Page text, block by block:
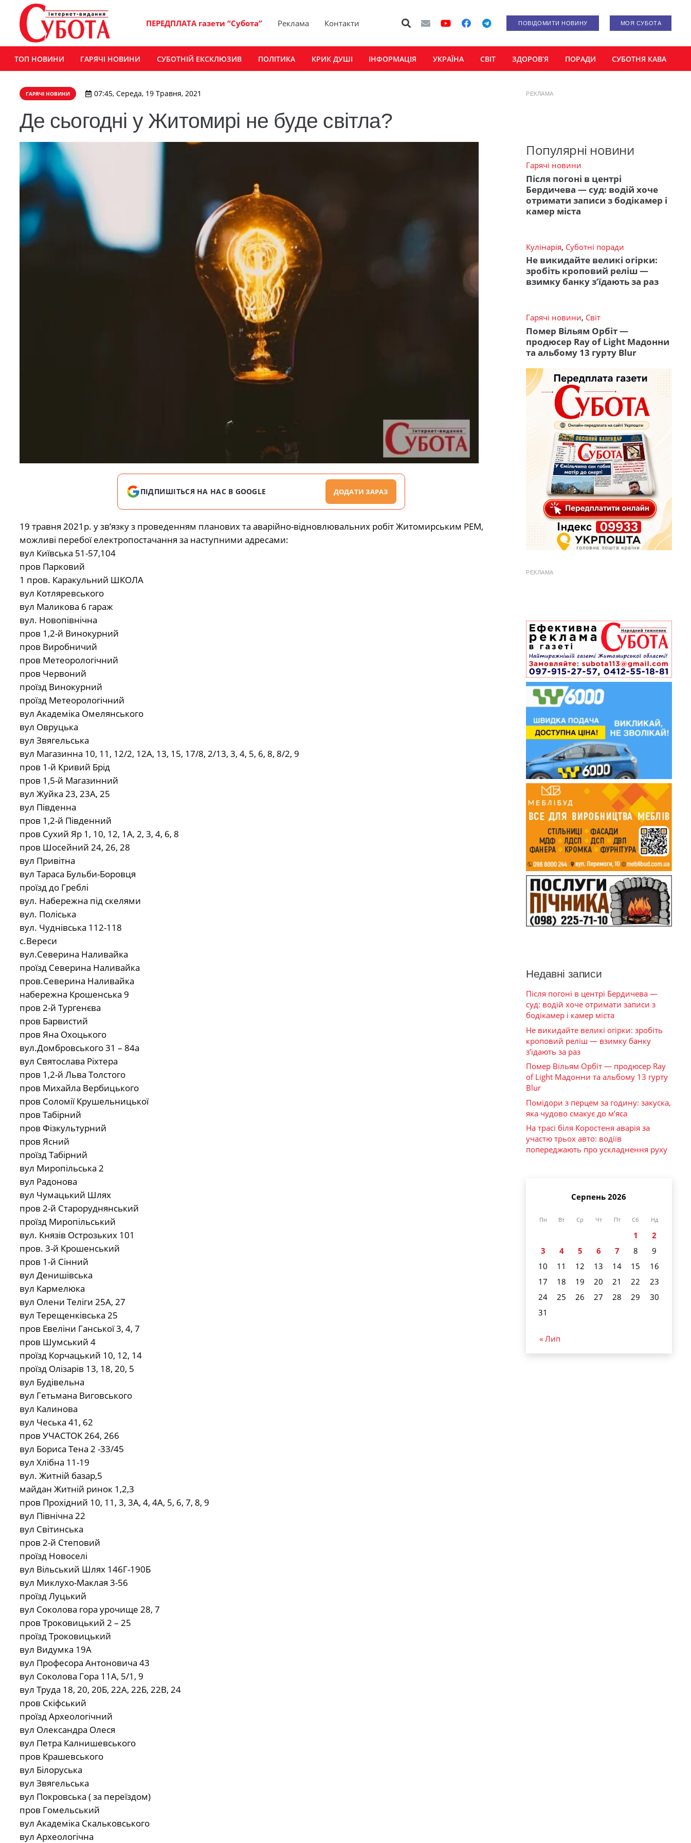
ПЕРЕДПЛАТА газети “Субота” Реклама Контакти ПОВІДОМИТИ НОВИНУ МОЯ СУБОТА
ТОП НОВИНИ ГАРЯЧІ НОВИНИ СУБОТНІЙ ЕКСКЛЮЗИВ ПОЛІТИКА КРИК ДУШІ ІНФОРМАЦІЯ УКРАЇНА СВІТ ЗДОРОВ’Я ПОРАДИ СУБОТНЯ КАВА
ГАРЯЧІ НОВИНИ 07:45, Середа, 19 Травня, 2021
Де сьогодні у Житомирі не буде світла?
ПІДПИШІТЬСЯ НА НАС В GOOGLE ДОДАТИ ЗАРАЗ
19 травня 2021р. у зв’язку з проведенням планових та аварійно-відновлювальних робіт Житомирським РЕМ,
можливі перебої електропостачання за наступними адресами:
вул Київська 51-57,104
пров Парковий
1 пров. Каракульний ШКОЛА
вул Котляревського
вул Маликова 6 гараж
вул. Новопівнічна
пров 1,2-й Винокурний
пров Виробничий
пров Метеорологічний
пров Червоний
проїзд Винокурний
проїзд Метеорологічний
вул Академіка Омелянського
вул Овруцька
вул Звягельська
вул Магазинна 10, 11, 12/2, 12А, 13, 15, 17/8, 2/13, 3, 4, 5, 6, 8, 8/2, 9
пров 1-й Кривий Брід
пров 1,5-й Магазинний
вул Жуйка 23, 23А, 25
вул Південна
пров 1,2-й Південний
пров Сухий Яр 1, 10, 12, 1А, 2, 3, 4, 6, 8
пров Шосейний 24, 26, 28
вул Привітна
вул Тараса Бульби-Боровця
проїзд до Греблі
вул. Набережна під скелями
вул. Поліська
вул. Чуднівська 112-118
с.Вереси
вул.Северина Наливайка
проїзд Северина Наливайка
пров.Северина Наливайка
набережна Крошенська 9
пров 2-й Тургенєва
пров Барвистий
пров Яна Охоцького
вул.Домбровського 31 – 84а
вул Святослава Ріхтера
пров 1,2-й Льва Толстого
пров Михайла Вербицького
пров Соломії Крушельницької
пров Табірний
пров Фізкультурний
пров Ясний
проїзд Табірний
вул Миропільська 2
вул Радонова
вул Чумацький Шлях
пров 2-й Староруднянський
проїзд Миропільський
вул. Князів Острозьких 101
пров. 3-й Крошенський
пров 1-й Сінний
вул Денишівська
вул Кармелюка
вул Олени Теліги 25А, 27
вул Терещенківська 25
пров Евеліни Ганської 3, 4, 7
пров Шумський 4
проїзд Корчацький 10, 12, 14
проїзд Олізарів 13, 18, 20, 5
вул Будівельна
вул Гетьмана Виговського
вул Калинова
вул Чеська 41, 62
пров УЧАСТОК 264, 266
вул Бориса Тена 2 -33/45
вул Хлібна 11-19
вул. Житній базар,5
майдан Житній ринок 1,2,3
пров Прохідний 10, 11, 3, 3А, 4, 4А, 5, 6, 7, 8, 9
вул Північна 22
вул Світинська
пров 2-й Степовий
проїзд Новоселі
вул Вільський Шлях 146Г-190Б
вул Миклухо-Маклая 3-56
проїзд Луцький
вул Соколова гора урочище 28, 7
пров Троковицький 2 – 25
проїзд Троковицький
вул Видумка 19А
вул Професора Антоновича 43
вул Соколова Гора 11А, 5/1, 9
вул Труда 18, 20, 20Б, 22А, 22Б, 22В, 24
пров Скіфський
проїзд Археологічний
вул Олександра Олеся
вул Петра Калнишевського
пров Крашевського
вул Білоруська
вул Звягельська
вул Покровська ( за переїздом)
пров Гомельський
вул Академіка Скальковського
вул Археологічна
РЕКЛАМА
Популярні новини
Гарячі новини
Після погоні в центрі
Бердичева — суд: водій хоче
отримати записи з бодікамер і
камер міста
Кулінарія, Суботні поради
Не викидайте великі огірки:
зробіть кроповий реліш —
взимку банку з’їдають за раз
Гарячі новини, Світ
Помер Вільям Орбіт —
продюсер Ray of Light Мадонни
та альбому 13 гурту Blur
РЕКЛАМА
Недавні записи
Після погоні в центрі Бердичева —
суд: водій хоче отримати записи з
бодікамер і камер міста
Не викидайте великі огірки: зробіть
кроповий реліш — взимку банку
з’їдають за раз
Помер Вільям Орбіт — продюсер Ray
of Light Мадонни та альбому 13 гурту
Blur
Помідори з перцем за годину: закуска,
яка чудово смакує до м’яса
На трасі біля Коростеня аварія за
участю трьох авто: водіїв
попереджають про ускладнення руху
Серпень 2026
Пн Вт Ср Чт Пт Сб Нд
1
2
3
4 5 6 7 8
9
10
11 12 13 14 15
16
17
18 19 20 21 22
23
24
25 26 27 28 29
30
31
« Лип